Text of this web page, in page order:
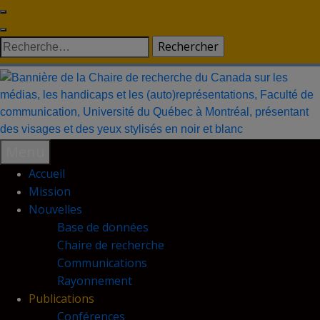
to
content
Rechercher :
Accueil
Mission
Nouvelles
Base de données
Chaire de recherche
Communications
Rayonnement
Publications
Conférences